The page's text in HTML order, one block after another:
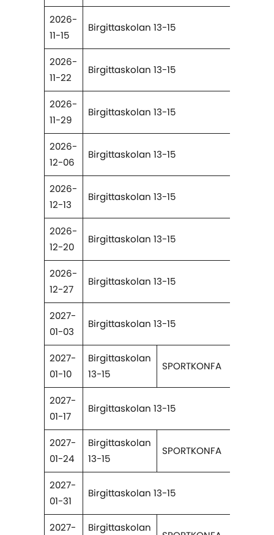
2026-
11-15
Birgittaskolan 13-15
2026-
11-22
Birgittaskolan 13-15
2026-
11-29
Birgittaskolan 13-15
2026-
12-06
Birgittaskolan 13-15
2026-
12-13
Birgittaskolan 13-15
2026-
12-20
Birgittaskolan 13-15
2026-
12-27
Birgittaskolan 13-15
2027-
01-03
Birgittaskolan 13-15
2027-
01-10
Birgittaskolan
13-15
SPORTKONFA
2027-
01-17
Birgittaskolan 13-15
2027-
01-24
Birgittaskolan
13-15
SPORTKONFA
2027-
01-31
Birgittaskolan 13-15
2027-
Birgittaskolan